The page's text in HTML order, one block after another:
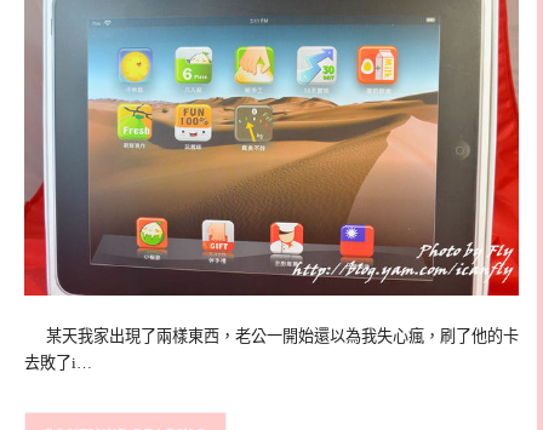
某天我家出現了兩樣東西，老公一開始還以為我失心瘋，刷了他的卡
去敗了i…